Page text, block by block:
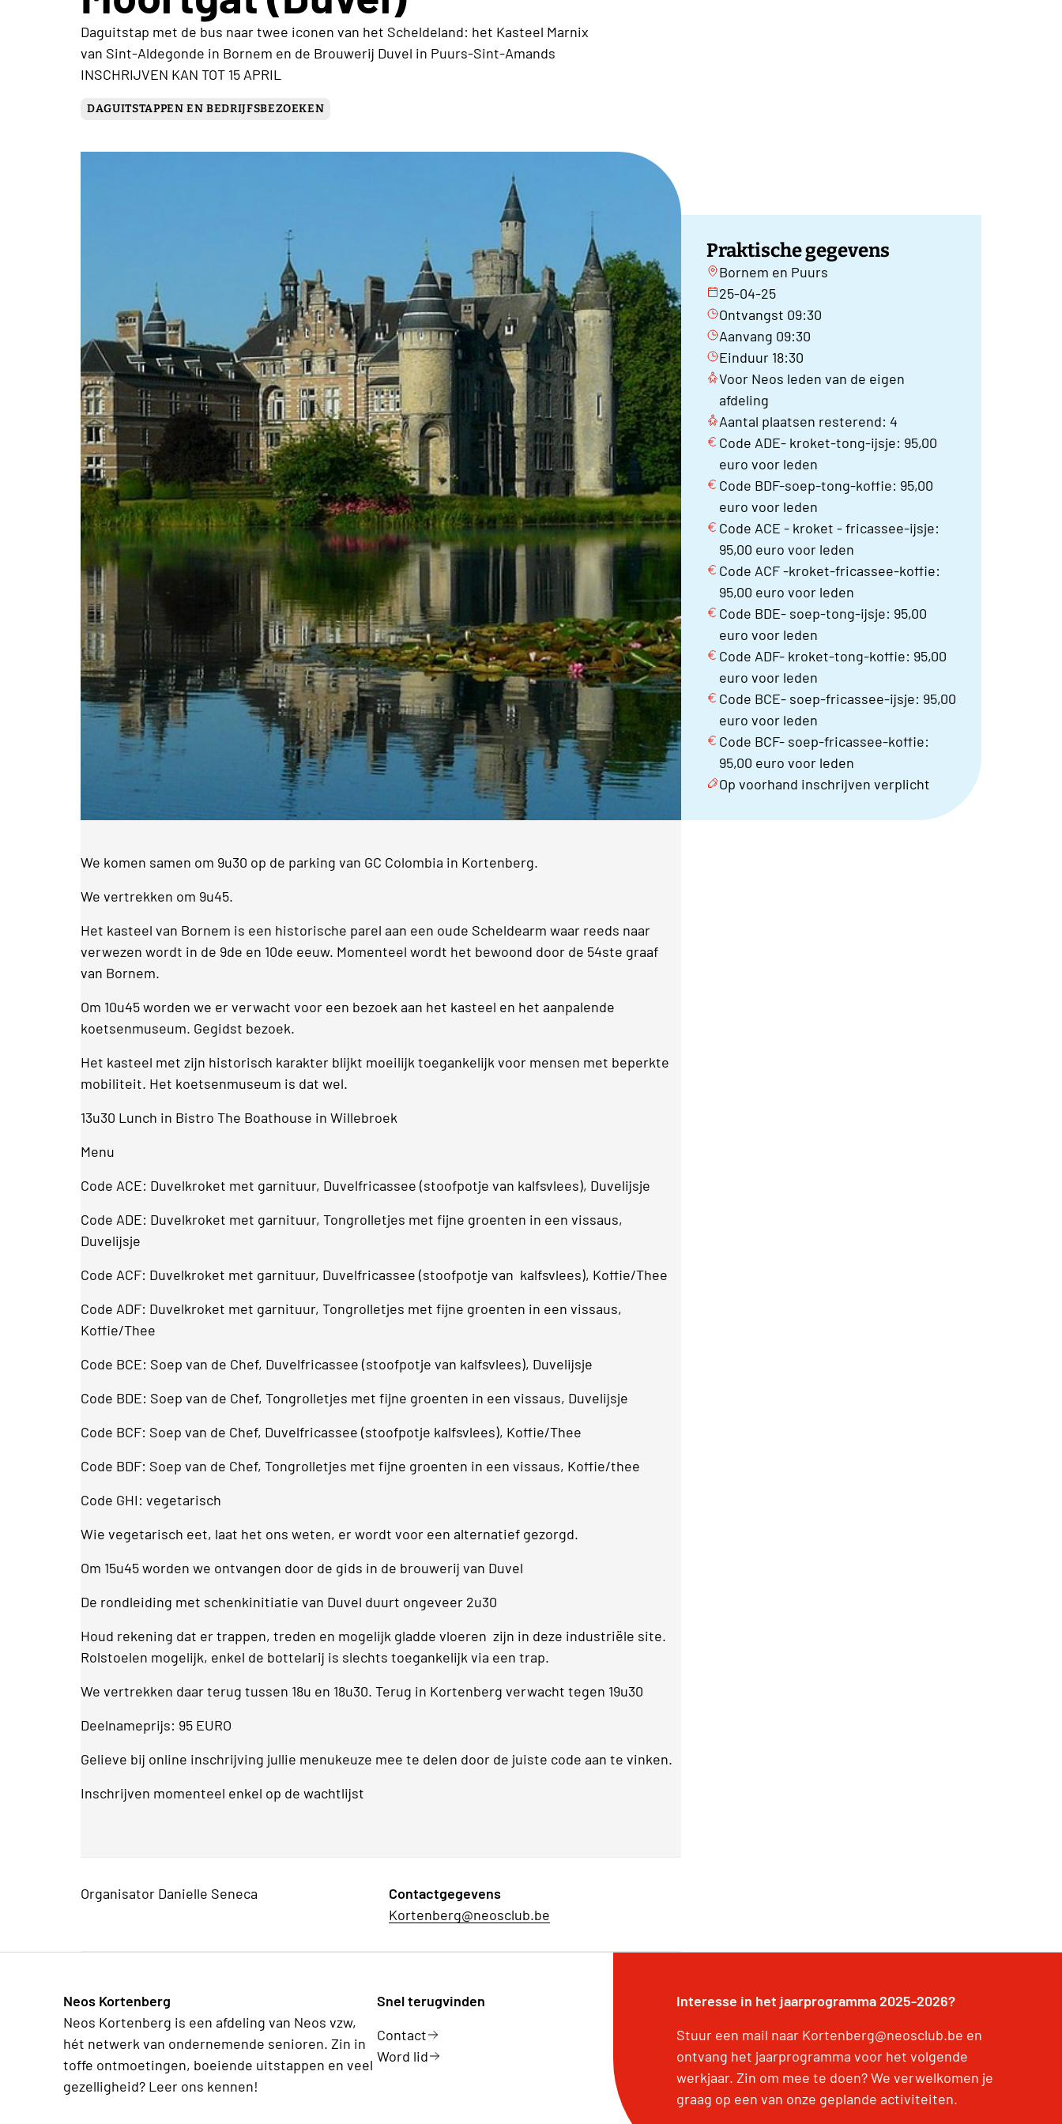
Daguitstap met de bus naar twee iconen van het Scheldeland: het Kasteel Marnix
van Sint-Aldegonde in Bornem en de Brouwerij Duvel in Puurs-Sint-Amands
INSCHRIJVEN KAN TOT 15 APRIL
DAGUITSTAPPEN EN BEDRIJFSBEZOEKEN
Praktische gegevens
Bornem en Puurs
25-04-25
Ontvangst 09:30
Aanvang 09:30
Einduur 18:30
Voor Neos leden van de eigen
afdeling
Aantal plaatsen resterend: 4
Code ADE- kroket-tong-ijsje: 95,00
euro voor leden
Code BDF-soep-tong-koffie: 95,00
euro voor leden
Code ACE - kroket - fricassee-ijsje:
95,00 euro voor leden
Code ACF -kroket-fricassee-koffie:
95,00 euro voor leden
Code BDE- soep-tong-ijsje: 95,00
euro voor leden
Code ADF- kroket-tong-koffie: 95,00
euro voor leden
Code BCE- soep-fricassee-ijsje: 95,00
euro voor leden
Code BCF- soep-fricassee-koffie:
95,00 euro voor leden
Op voorhand inschrijven verplicht
We komen samen om 9u30 op de parking van GC Colombia in Kortenberg.
We vertrekken om 9u45.
Het kasteel van Bornem is een historische parel aan een oude Scheldearm waar reeds naar
verwezen wordt in de 9de en 10de eeuw. Momenteel wordt het bewoond door de 54ste graaf
van Bornem.
Om 10u45 worden we er verwacht voor een bezoek aan het kasteel en het aanpalende
koetsenmuseum. Gegidst bezoek.
Het kasteel met zijn historisch karakter blijkt moeilijk toegankelijk voor mensen met beperkte
mobiliteit. Het koetsenmuseum is dat wel.
13u30 Lunch in Bistro The Boathouse in Willebroek
Menu
Code ACE: Duvelkroket met garnituur, Duvelfricassee (stoofpotje van kalfsvlees), Duvelijsje
Code ADE: Duvelkroket met garnituur, Tongrolletjes met fijne groenten in een vissaus,
Duvelijsje
Code ACF: Duvelkroket met garnituur, Duvelfricassee (stoofpotje van kalfsvlees), Koffie/Thee
Code ADF: Duvelkroket met garnituur, Tongrolletjes met fijne groenten in een vissaus,
Koffie/Thee
Code BCE: Soep van de Chef, Duvelfricassee (stoofpotje van kalfsvlees), Duvelijsje
Code BDE: Soep van de Chef, Tongrolletjes met fijne groenten in een vissaus, Duvelijsje
Code BCF: Soep van de Chef, Duvelfricassee (stoofpotje kalfsvlees), Koffie/Thee
Code BDF: Soep van de Chef, Tongrolletjes met fijne groenten in een vissaus, Koffie/thee
Code GHI: vegetarisch
Wie vegetarisch eet, laat het ons weten, er wordt voor een alternatief gezorgd.
Om 15u45 worden we ontvangen door de gids in de brouwerij van Duvel
De rondleiding met schenkinitiatie van Duvel duurt ongeveer 2u30
Houd rekening dat er trappen, treden en mogelijk gladde vloeren zijn in deze industriële site.
Rolstoelen mogelijk, enkel de bottelarij is slechts toegankelijk via een trap.
We vertrekken daar terug tussen 18u en 18u30. Terug in Kortenberg verwacht tegen 19u30
Deelnameprijs: 95 EURO
Gelieve bij online inschrijving jullie menukeuze mee te delen door de juiste code aan te vinken.
Inschrijven momenteel enkel op de wachtlijst
Organisator Danielle Seneca
Contactgegevens
Kortenberg@neosclub.be
Neos Kortenberg
Neos Kortenberg is een afdeling van Neos vzw,
hét netwerk van ondernemende senioren. Zin in
toffe ontmoetingen, boeiende uitstappen en veel
gezelligheid? Leer ons kennen!
Snel terugvinden
Contact
Word lid
Interesse in het jaarprogramma 2025-2026?
Stuur een mail naar Kortenberg@neosclub.be en
ontvang het jaarprogramma voor het volgende
werkjaar. Zin om mee te doen? We verwelkomen je
graag op een van onze geplande activiteiten.